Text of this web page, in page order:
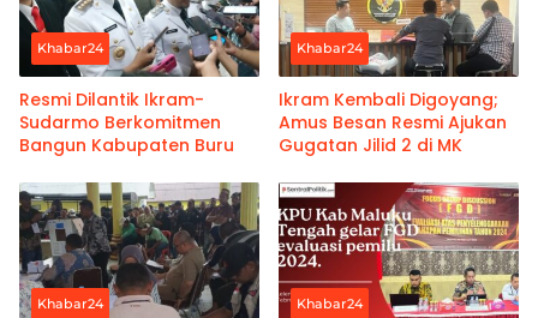
Khabar24
Resmi Dilantik Ikram-
Sudarmo Berkomitmen
Bangun Kabupaten Buru
Khabar24
Ikram Kembali Digoyang;
Amus Besan Resmi Ajukan
Gugatan Jilid 2 di MK
Khabar24 Khabar24